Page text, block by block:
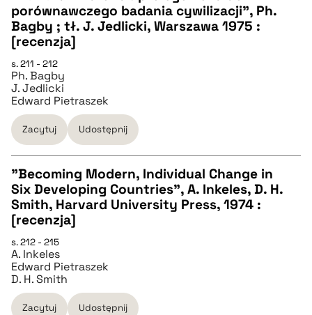
pobierz cytat
CZYSTY TEKST
pobierz cytat
BIBTEX
pobierz cytat
porównawczego badania cywilizacji", Ph.
Bagby ; tł. J. Jedlicki, Warszawa 1975 :
[recenzja]
s. 211 - 212
Ph. Bagby
J. Jedlicki
Edward Pietraszek
Zacytuj Udostępnij
CZYSTY TEKST
pobierz cytat
BIBTEX
"Becoming Modern, Individual Change in
Six Developing Countries", A. Inkeles, D. H.
Smith, Harvard University Press, 1974 :
[recenzja]
s. 212 - 215
A. Inkeles
Edward Pietraszek
D. H. Smith
Zacytuj Udostępnij